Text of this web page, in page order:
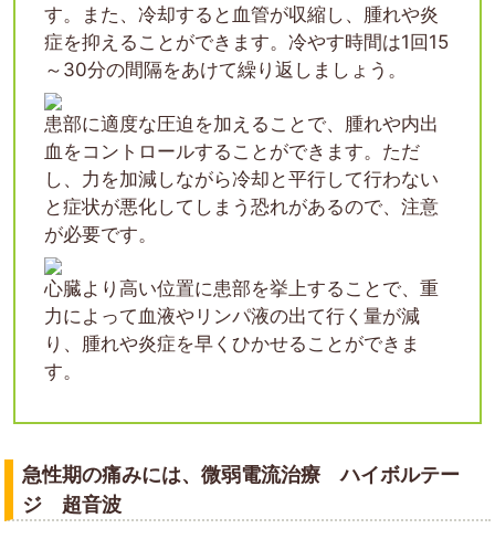
す。また、冷却すると血管が収縮し、腫れや炎
症を抑えることができます。冷やす時間は1回15
～30分の間隔をあけて繰り返しましょう。
患部に適度な圧迫を加えることで、腫れや内出
血をコントロールすることができます。ただ
し、力を加減しながら冷却と平行して行わない
と症状が悪化してしまう恐れがあるので、注意
が必要です。
心臓より高い位置に患部を挙上することで、重
力によって血液やリンパ液の出て行く量が減
り、腫れや炎症を早くひかせることができま
す。
急性期の痛みには、微弱電流治療 ハイボルテー
ジ 超音波